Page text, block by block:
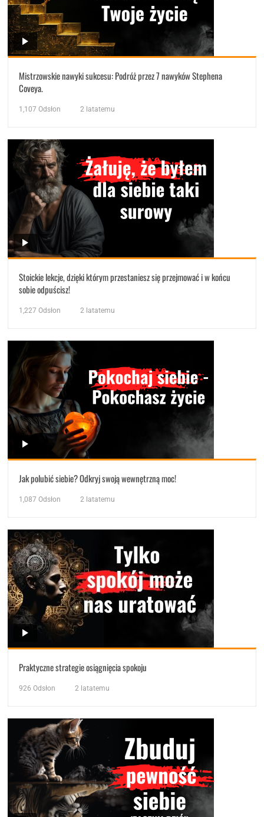
Mistrzowskie nawyki sukcesu: Podróż przez 7 nawyków Stephena
Coveya.
1,107 Odsłon 2 latatemu
Stoickie lekcje, dzięki którym przestaniesz się przejmować i w końcu
sobie odpuścisz!
1,227 Odsłon 2 latatemu
Jak polubić siebie? Odkryj swoją wewnętrzną moc!
1,087 Odsłon 2 latatemu
Praktyczne strategie osiągnięcia spokoju
926 Odsłon 2 latatemu